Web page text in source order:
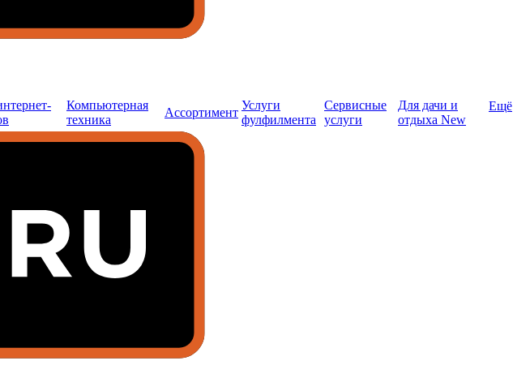
Компьютерная
техника
Ассортимент
Услуги
фулфилмента
Сервисные
услуги
Для дачи и
отдыха New
Ещё